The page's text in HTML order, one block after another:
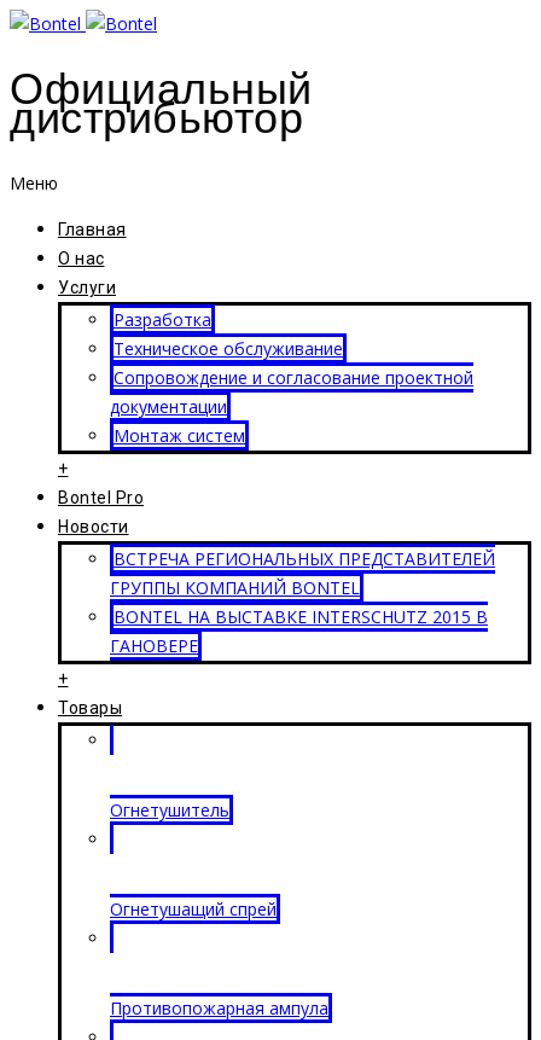
Официальный
дистрибьютор
Меню
Главная
О нас
Услуги
Разработка
Техническое обслуживание
Сопровождение и согласование проектной
документации
Монтаж систем
+
Bontel Pro
Новости
ВСТРЕЧА РЕГИОНАЛЬНЫХ ПРЕДСТАВИТЕЛЕЙ
ГРУППЫ КОМПАНИЙ BONTEL
BONTEL НА ВЫСТАВКЕ INTERSCHUTZ 2015 В
ГАНОВЕРЕ
+
Товары
Огнетушитель
Огнетушащий спрей
Противопожарная ампула